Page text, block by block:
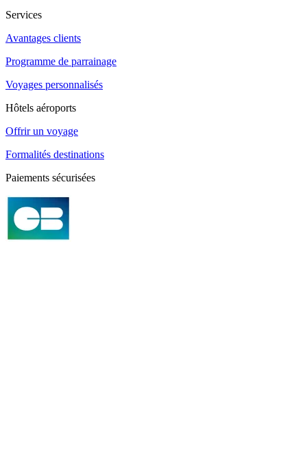
Services
Avantages clients
Programme de parrainage
Voyages personnalisés
Hôtels aéroports
Offrir un voyage
Formalités destinations
Paiements sécurisées